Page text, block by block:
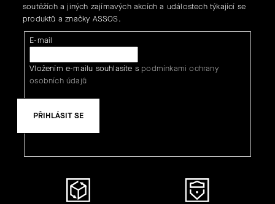
soutěžích a jiných zajímavých akcích a událostech týkající se
produktů a značky ASSOS.
E-mail
Vložením e-mailu souhlasíte s podmínkami ochrany
osobních údajů
PŘIHLÁSIT SE